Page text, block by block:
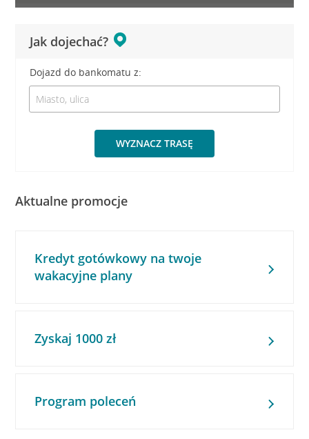
Jak dojechać?
Dojazd do bankomatu z:
WYZNACZ TRASĘ
Aktualne promocje
Kredyt gotówkowy na twoje
wakacyjne plany
Zyskaj 1000 zł
Program poleceń